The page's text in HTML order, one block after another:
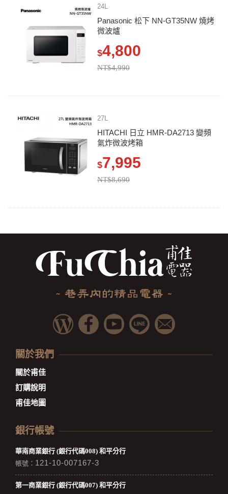
24L
Panasonic 松下 NN-GT35NW 燒烤
微波爐
$4,800
NT$4,990
27L
HITACHI 日立 HMR-DA2713 變頻
氣炸微波烤箱
$7,995
NT$8,690
關於我們
關於甫佳
訂購說明
甫佳地圖
銀行帳號
華南商業銀行 (銀行代碼008) 和平分行
帳號： 121-10-007167-3
第一商業銀行 (銀行代碼007) 和平分行